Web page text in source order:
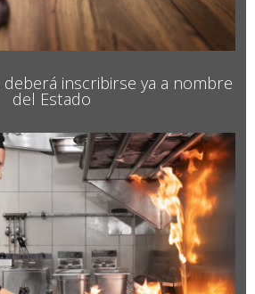
deberá inscribirse ya a nombre
del Estado